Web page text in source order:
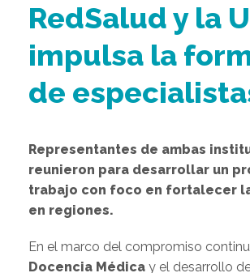
RedSalud y la
impulsa la
de
Representantes de ambas
reunieron para desarrollar un
trabajo con foco en fortalecer
en regiones.
En el marco del compromiso
Docencia Médica y el desarrollo